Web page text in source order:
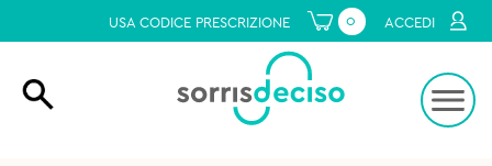
USA CODICE PRESCRIZIONE 0 ACCEDI